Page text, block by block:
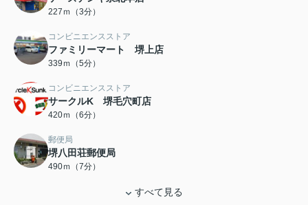
227ｍ（3分）
コンビニエンスストア
ファミリーマート 堺上店
339ｍ（5分）
コンビニエンスストア
サークルK 堺毛穴町店
420ｍ（6分）
郵便局
堺八田荘郵便局
490ｍ（7分）
すべて見る